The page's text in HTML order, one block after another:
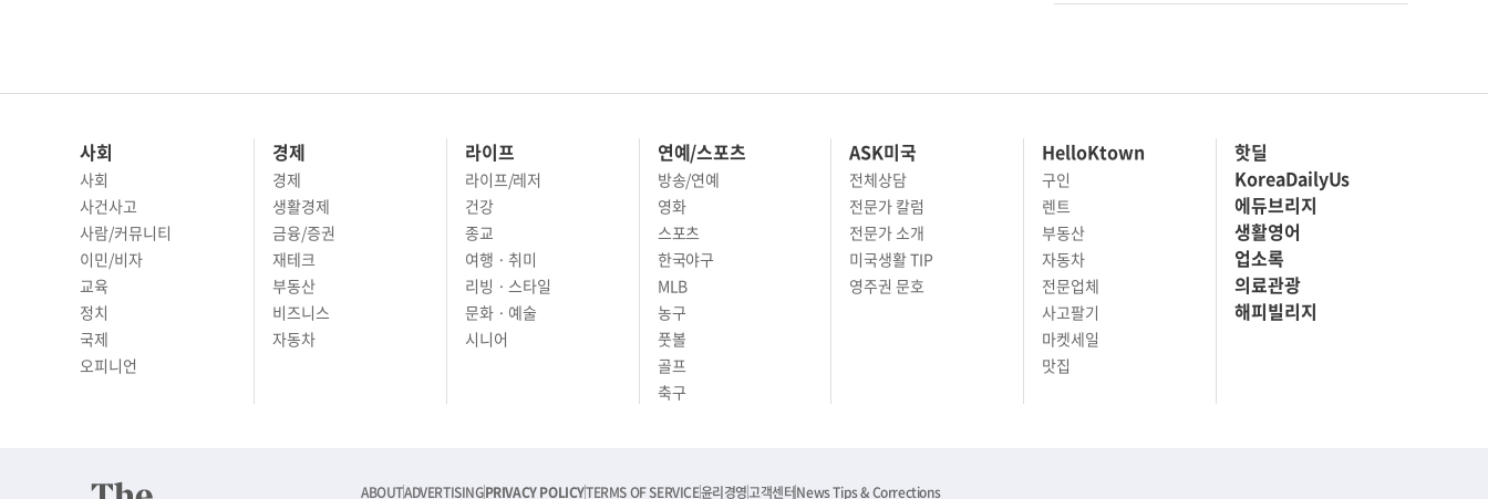
사회
사회
사건사고
사람/커뮤니티
이민/비자
교육
정치
국제
오피니언
경제
경제
생활경제
금융/증권
재테크
부동산
비즈니스
자동차
라이프
라이프/레저
건강
종교
여행 · 취미
리빙 · 스타일
문화 · 예술
시니어
연예/스포츠
방송/연예
영화
스포츠
한국야구
MLB
농구
풋볼
골프
축구
ASK미국
전체상담
전문가 칼럼
전문가 소개
미국생활 TIP
영주권 문호
HelloKtown
구인
렌트
부동산
자동차
전문업체
사고팔기
마켓세일
맛집
핫딜
KoreaDailyUs
에듀브리지
생활영어
업소록
의료관광
해피빌리지
ABOUTADVERTISINGPRIVACY POLICYTERMS OF SERVICE윤리경영고객센터News Tips & Corrections